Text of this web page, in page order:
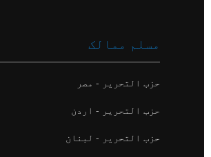
مسلم ممالک
حزب التحریر - مصر
حزب التحریر - اردن
حزب التحریر - لبنان